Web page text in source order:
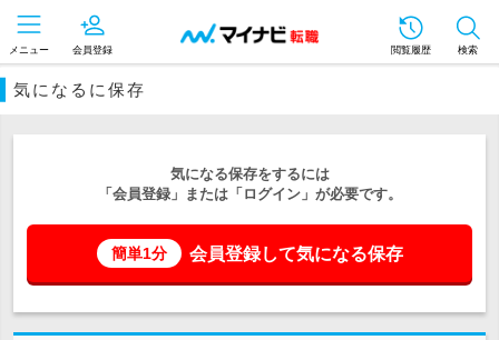
メニュー 会員登録 閲覧履歴 検索
気になるに保存
気になる保存をするには
「会員登録」または「ログイン」が必要です。
簡単1分 会員登録して気になる保存